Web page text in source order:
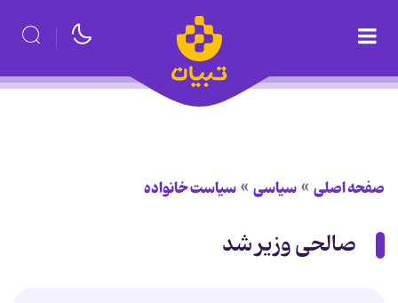
صفحه اصلی سیاسی سیاست خانواده
صالحی وزیر شد